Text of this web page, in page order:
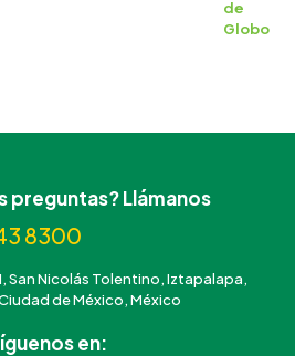
preguntas? Llámanos
8300
San Nicolás Tolentino, Iztapalapa,
de México, México
en: